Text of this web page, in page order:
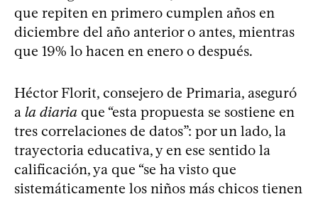
que repiten en primero cumplen años en
diciembre del año anterior o antes, mientras
que 19% lo hacen en enero o después.
Héctor Florit, consejero de Primaria, aseguró
a la diaria que “esta propuesta se sostiene en
tres correlaciones de datos”: por un lado, la
trayectoria educativa, y en ese sentido la
calificación, ya que “se ha visto que
sistemáticamente los niños más chicos tienen